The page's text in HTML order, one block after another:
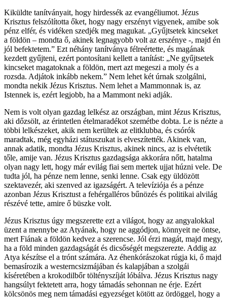
Kiküldte tanítványait, hogy hirdessék az evangéliumot. Jézus
Krisztus felszólította őket, hogy nagy erszényt vigyenek, amibe sok
pénz elfér, és vidéken szedjék meg magukat. „Gyűjtsetek kincseket
a földön – mondta ő, akinek legnagyobb volt az erszénye -, majd én
jól befektetem.” Ezt néhány tanítványa félreértette, és magának
kezdett gyűjteni, ezért pontosítani kellett a tanítást: „Ne gyűjtsetek
kincseket magatoknak a földön, mert azt megeszi a moly és a
rozsda. Adjátok inkább nekem.” Nem lehet két úrnak szolgálni,
mondta nekik Jézus Krisztus. Nem lehet a Mammonnak is, az
Istennek is, ezért legjobb, ha a Mammont neki adják.
Nem is volt olyan gazdag lelkész az országban, mint Jézus Krisztus,
aki dőzsölt, az érintetlen ételmaradékot szemétbe dobta. Le is nézte a
többi lelkészeket, akik nem kerültek az elitklubba, és csórók
maradtak, még egyházi státuszukat is elveszítették. Akinek van,
annak adatik, mondta Jézus Krisztus, akinek nincs, az is elvétetik
tőle, amije van. Jézus Krisztus gazdagsága akkorára nőtt, hatalma
olyan nagy lett, hogy már evilág fiai sem mertek ujjat húzni vele. De
tudta jól, ha pénze nem lenne, senki lenne. Csak egy üldözött
szektavezér, aki szenved az igazságért. A televíziója és a pénze
azonban Jézus Krisztust a fehérgalléros bűnözés és politikai alvilág
részévé tette, amire ő büszke volt.
Jézus Krisztus úgy megszerette ezt a világot, hogy az angyalokkal
üzent a mennybe az Atyának, hogy ne aggódjon, könnyeit ne öntse,
mert Fiának a földön kedvez a szerencse. Jól érzi magát, majd megy,
ha a föld minden gazdagságát és dicsőségét megszerezte. Addig az
Atya készítse el a trónt számára. Az éhenkórászokat rúgja ki, ő majd
bemasírozik a westerncsizmájában és kalapjában a szolgái
kíséretében a krokodilbőr töltényszíját lóbálva. Jézus Krisztus nagy
hangsúlyt fektetett arra, hogy támadás sehonnan ne érje. Ezért
kölcsönös meg nem támadási egyezséget kötött az ördöggel, hogy a